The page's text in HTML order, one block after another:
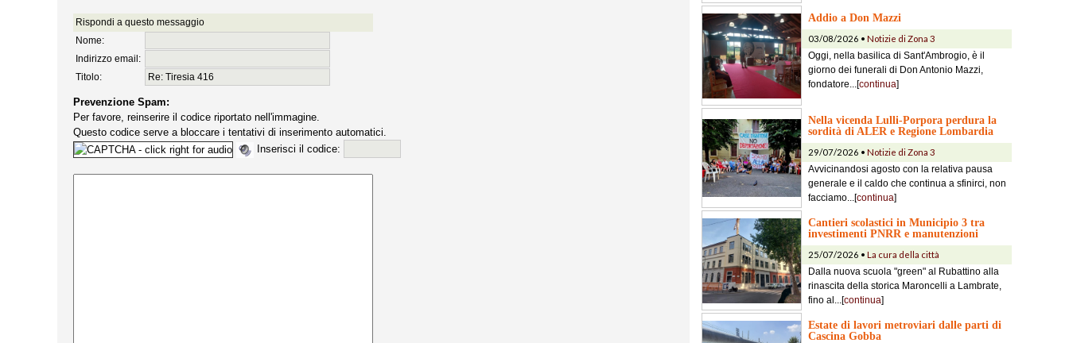
Rispondi a questo messaggio
Nome:
Indirizzo email:
Titolo:
Prevenzione Spam:
Per favore, reinserire il codice riportato nell'immagine.
Questo codice serve a bloccare i tentativi di inserimento automatici.
Inserisci il codice:
Addio a Don Mazzi
03/08/2026 • Notizie di Zona 3
Oggi, nella basilica di Sant'Ambrogio, è il
giorno dei funerali di Don Antonio Mazzi,
fondatore...[continua]
Nella vicenda Lulli-Porpora perdura la
sordità di ALER e Regione Lombardia
29/07/2026 • Notizie di Zona 3
Avvicinandosi agosto con la relativa pausa
generale e il caldo che continua a sfinirci, non
facciamo...[continua]
Cantieri scolastici in Municipio 3 tra
investimenti PNRR e manutenzioni
25/07/2026 • La cura della città
Dalla nuova scuola "green" al Rubattino alla
rinascita della storica Maroncelli a Lambrate,
fino al...[continua]
Estate di lavori metroviari dalle parti di
Cascina Gobba